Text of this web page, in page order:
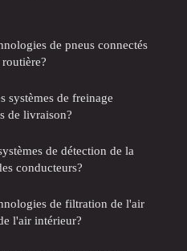
de pneus connectés
systèmes de freinage
de livraison?
de détection de la
conducteurs?
de filtration de l'air
l'air intérieur?